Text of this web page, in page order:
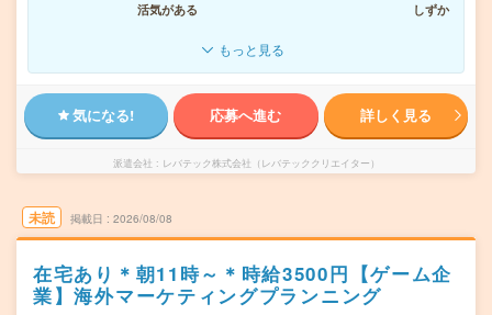
活気がある
しずか
もっと見る
気になる! 応募へ進む 詳しく見る
派遣会社 レバテック株式会社（レバテッククリエイター）
未読 掲載日 2026/08/08
在宅あり＊朝11時～＊時給3500円【ゲーム企
業】海外マーケティングプランニング